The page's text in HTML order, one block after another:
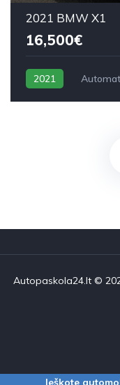
2021 BMW X1
16,500€
2021
Autopaskola24.lt ©
Ieškote